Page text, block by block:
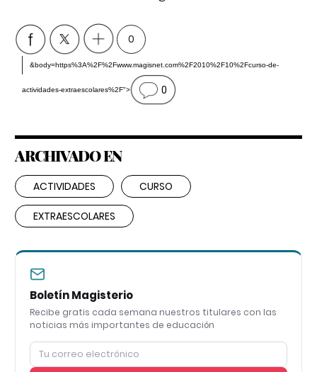
0
&body=https%3A%2F%2Fwww.magisnet.com%2F2010%2F10%2Fcurso-de-
actividades-extraescolares%2F"> 0
ARCHIVADO EN
ACTIVIDADES CURSO
EXTRAESCOLARES
Boletín Magisterio
Recibe gratis cada semana nuestros titulares con las
noticias más importantes de educación